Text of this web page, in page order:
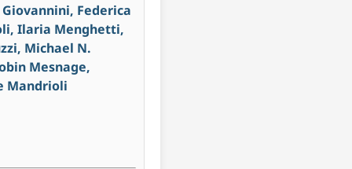
Federica
Ilaria Menghetti,
Michael N.
Mesnage,
Mandrioli